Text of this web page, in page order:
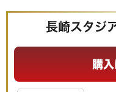
長崎スタジ
購